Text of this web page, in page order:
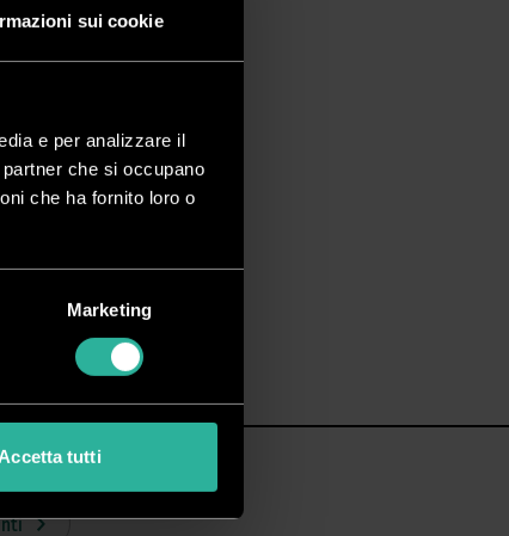
sui cookie
e per analizzare il
che si occupano
che ha fornito loro o
Marketing
tutti